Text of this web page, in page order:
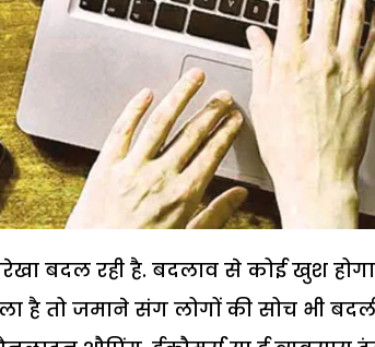
बदल रही है. बदलाव से कोई खुश
है तो जमाने संग लोगों की सोच भी